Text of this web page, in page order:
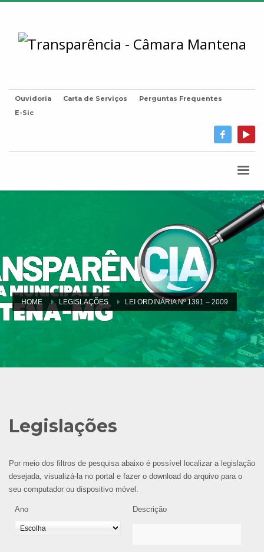
Ouvidoria Carta de Serviços
Perguntas Frequentes
E-Sic
HOME LEGISLAÇÕES LEI ORDINÁRIA Nº 1391 – 2009
Legislações
Por meio dos filtros de pesquisa abaixo é possível localizar a legislação
desejada, visualizá-la no portal e fazer o download do arquivo para o
seu computador ou dispositivo móvel.
Ano Descrição